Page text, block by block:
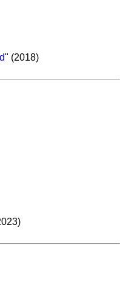
" (2018)